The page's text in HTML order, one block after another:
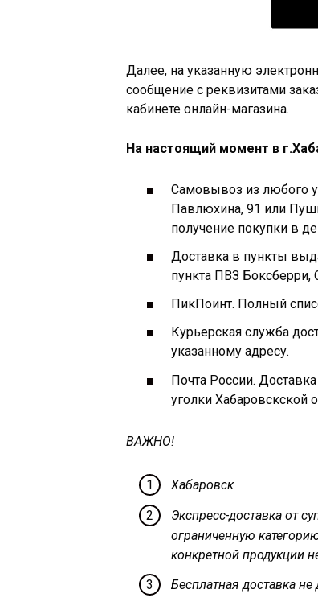
Далее, на указанную
сообщение с реквизитами
кабинете онлайн-магазина.
На настоящий момент в
Самовывоз из любого
Павлюхина, 91 или
получение покупки в
Доставка в пункты
пункта ПВЗ Боксберри,
ПикПоинт. Полный
Курьерская служба
указанному адресу.
Почта России.
уголки Хабаровскской
ВАЖНО!
Хабаровск
Экспресс-доставка от
ограниченную
конкретной продукции
Бесплатная доставка